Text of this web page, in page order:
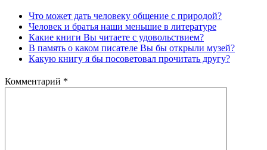
Что может дать человеку общение с природой?
Человек и братья наши меньшие в литературе
Какие книги Вы читаете с удовольствием?
В память о каком писателе Вы бы открыли музей?
Какую книгу я бы посоветовал прочитать другу?
Комментарий *